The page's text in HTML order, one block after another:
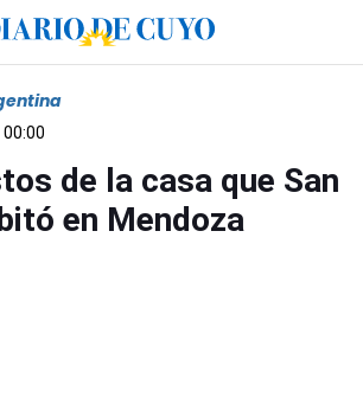
de la casa que San
en Mendoza